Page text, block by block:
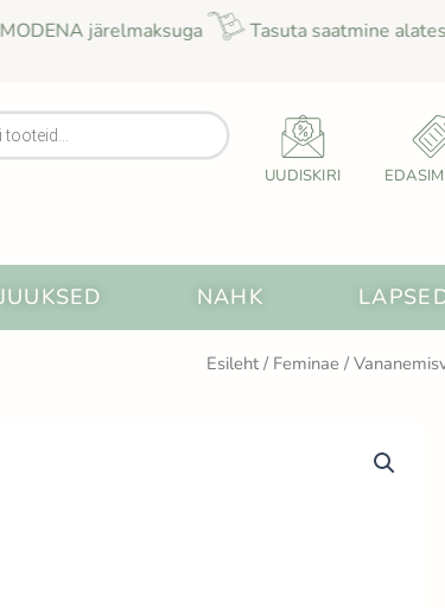
järelmaksuga Tasuta saatmine alates 55 €
UUDISKIRI
JUUKSED Open JuuksedNAHK Open Nahk
Esileht/ Feminae /